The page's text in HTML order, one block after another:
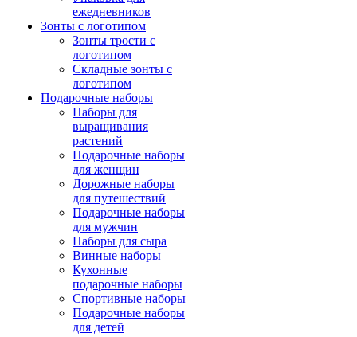
ежедневников
Зонты с логотипом
Зонты трости с
логотипом
Складные зонты с
логотипом
Подарочные наборы
Наборы для
выращивания
растений
Подарочные наборы
для женщин
Дорожные наборы
для путешествий
Подарочные наборы
для мужчин
Наборы для сыра
Винные наборы
Кухонные
подарочные наборы
Спортивные наборы
Подарочные наборы
для детей